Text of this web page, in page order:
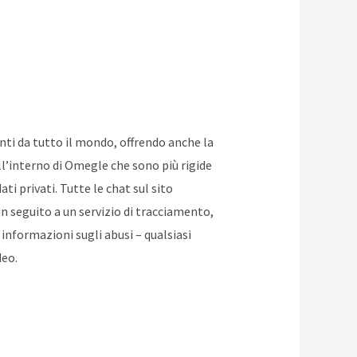
da tutto il mondo, offrendo anche la
di Omegle che sono più rigide
privati. Tutte le chat sul sito
seguito a un servizio di tracciamento,
sugli abusi – qualsiasi